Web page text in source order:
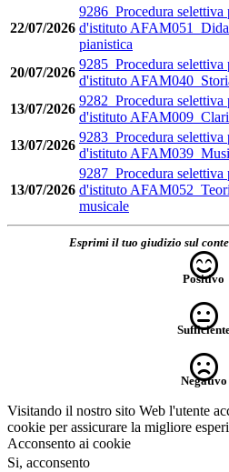
22/07/2026
9286_Procedura
d'istituto
pianistica
20/07/2026
9285_Procedura
d'istituto
13/07/2026
9282_Procedura
d'istituto
13/07/2026
9283_Procedura
d'istituto
13/07/2026
9287_Procedura
d'istituto
musicale
Esprimi il tuo giudizio sul
Positivo
Negativo
Visitando il nostro sito Web l'utente
cookie per assicurare la migliore
Acconsento ai cookie
Si, acconsento